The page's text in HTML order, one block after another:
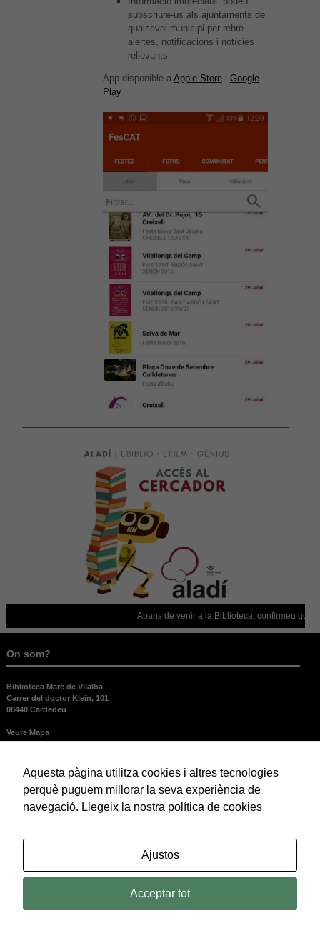
subscriure-us als ajuntaments de
qualsevol municipi per rebre
alertes, notificacions i notícies
rellevants.
App disponible a Apple Storei Google
Play
Abans de venir a la Biblioteca, confirmeu que està
On som?
Biblioteca Marc de Vilalba
Carrer del doctor Klein, 101
08440 Cardedeu
Veure Mapa
Contacta’ns
b.cardedeu.mv@diba.cat – 93 871 14 17 – 938 444 004 ext. 330
Legal
Aquesta pàgina utilitza cookies i altres tecnologies
perquè puguem millorar la seva experiència de
navegació. Llegeix la nostra política de cookies
Ajustos
Acceptar tot